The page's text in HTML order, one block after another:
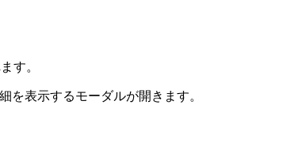
す。
を表示するモーダルが開きます。